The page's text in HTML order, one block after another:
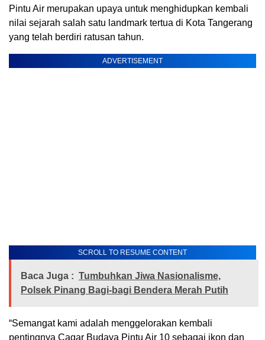
Pintu Air merupakan upaya untuk menghidupkan kembali
nilai sejarah salah satu landmark tertua di Kota Tangerang
yang telah berdiri ratusan tahun.
ADVERTISEMENT
SCROLL TO RESUME CONTENT
Baca Juga : Tumbuhkan Jiwa Nasionalisme,
Polsek Pinang Bagi-bagi Bendera Merah Putih
“Semangat kami adalah menggelorakan kembali
pentingnya Cagar Budaya Pintu Air 10 sebagai ikon dan